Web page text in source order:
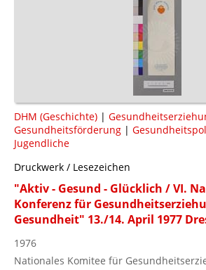
DHM (Geschichte) |
Gesundheitsförderung |
Jugendliche
Druckwerk / Lesezeichen
"Aktiv - Gesund - Glücklich / VI.
Konferenz für
Gesundheit" 13./14. April 1977
1976
Nationales Komitee für